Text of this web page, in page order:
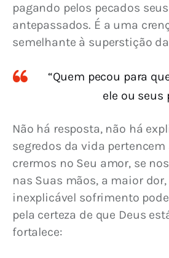
pagando pelos pecados
antepassados. É a uma
semelhante à superstição
“Quem pecou para
ele ou seus
Não há resposta, não há
segredos da vida pertencem
crermos no Seu amor, se
nas Suas mãos, a maior
inexplicável sofrimento
pela certeza de que Deus
fortalece: